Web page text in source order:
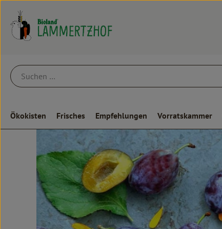
Ökokisten Frisches Empfehlungen Vorratskammer